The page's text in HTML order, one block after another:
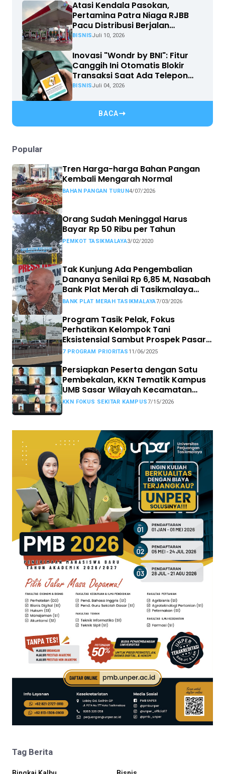
Atasi Kendala Pasokan,
Pertamina Patra Niaga RJBB
Pacu Distribusi Berjalan
Optimal
BISNISJuli 10, 2026
Inovasi "Wondr by BNI": Fitur
Canggih Ini Otomatis Blokir
Transaksi Saat Ada Telepon
Masuk
BISNISJuli 04, 2026
BACA
Popular
Tren Harga-harga Bahan Pangan
Kembali Mengarah Normal
BAHAN PANGAN TURUN4/07/2026
Orang Sudah Meninggal Harus
Bayar Rp 50 Ribu per Tahun
PEMKOT TASIKMALAYA3/02/2020
Tak Kunjung Ada Pengembalian
Dananya Senilai Rp 6,85 M, Nasabah
Bank Plat Merah di Tasikmalaya
Siap Tempuh Jalur Hukum.
BANK PLAT MERAH TASIKMALAYA7/03/2026
Program Tasik Pelak, Fokus
Perhatikan Kelompok Tani
Eksistensial Sambut Prospek Pasar
MBG
7 PROGRAM PRIORITAS 11/06/2025
Persiapkan Peserta dengan Satu
Pembekalan, KKN Tematik Kampus
UMB Sasar Wilayah Kecamatan
Sekitar Kampus
KKN FOKUS SEKITAR KAMPUS7/15/2026
Tag Berita